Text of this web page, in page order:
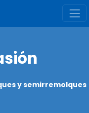
y semirremolques